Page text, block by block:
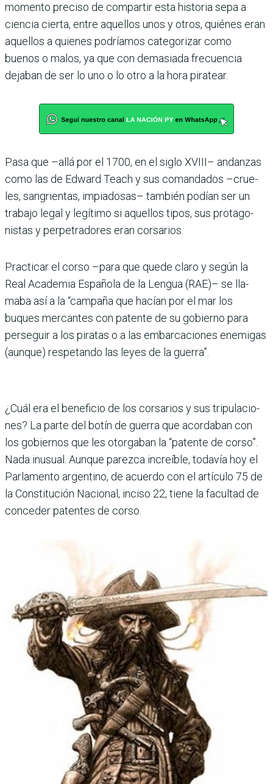
momento preciso de compartir esta historia sepa a
ciencia cierta, entre aque­llos unos y otros, quiénes eran
aquellos a quienes podríamos categorizar como
buenos o malos, ya que con demasiada frecuencia
dejaban de ser lo uno o lo otro a la hora pira­tear.
Pasa que –allá por el 1700, en el siglo XVIII– andanzas
como las de Edward Teach y sus comandados –crue­
les, sangrientas, impiado­sas– también podían ser un
trabajo legal y legítimo si aquellos tipos, sus protago­
nistas y perpetradores eran corsarios.
Practicar el corso –para que quede claro y según la
Real Academia Española de la Lengua (RAE)– se lla­
maba así a la “campaña que hacían por el mar los
buques mercantes con patente de su gobierno para
perseguir a los piratas o a las embarcaciones enemigas
(aunque) respe­tando las leyes de la guerra”.
¿Cuál era el beneficio de los corsarios y sus tripulacio­
nes? La parte del botín de guerra que acordaban con
los gobiernos que les otorgaban la “patente de corso”.
Nada inusual. Aunque parezca increíble, todavía hoy el
Parlamento argentino, de acuerdo con el artículo 75 de
la Constitución Nacional, inciso 22, tiene la facultad de
conceder patentes de corso.